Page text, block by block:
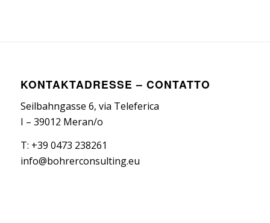
KONTAKTADRESSE – CONTATTO
Seilbahngasse 6, via Teleferica
I – 39012 Meran/o
T: +39 0473 238261
info@bohrerconsulting.eu